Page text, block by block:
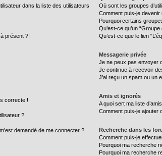
dans la liste des utilisateurs
présent ?!
correcte !
?
demandé de me connecter ?
Où sont les groupes
Comment puis-je
Pourquoi certains
Qu’est-ce qu’un
Qu’est-ce que le lien
Messagerie privée
Je ne peux pas envoyer
Je continue à recevoir
J’ai reçu un spam ou un
Amis et ignorés
A quoi sert ma liste
Comment puis-je ajouter
Recherche dans les
Comment puis-je
Pourquoi ma recherche
Pourquoi ma recherche